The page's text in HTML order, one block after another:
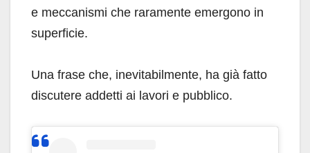
e meccanismi che raramente emergono in
superficie.
Una frase che, inevitabilmente, ha già fatto
discutere addetti ai lavori e pubblico.